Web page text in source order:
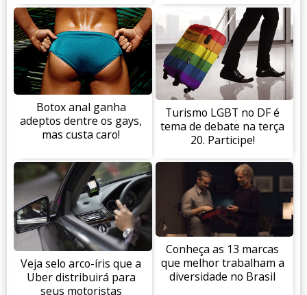
Botox anal ganha
adeptos dentre os gays,
mas custa caro!
Turismo LGBT no DF é
tema de debate na terça
20. Participe!
Veja selo arco-íris que a
Uber distribuirá para
seus motoristas
Conheça as 13 marcas
que melhor trabalham a
diversidade no Brasil